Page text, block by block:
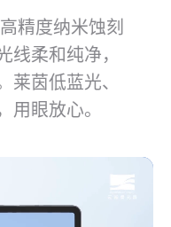
精度纳米蚀刻
柔和纯净，
茵低蓝光、
眼放⁠心。